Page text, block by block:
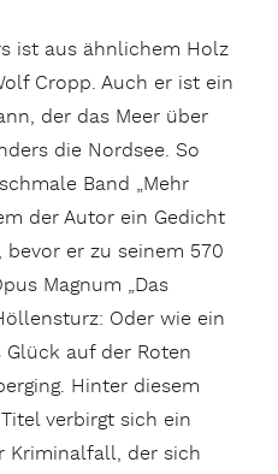
ist aus ähnlichem Holz
Cropp. Auch er ist ein
der das Meer über
die Nordsee. So
Band „Mehr
der Autor ein Gedicht
bevor er zu seinem 570
Magnum „Das
Oder wie ein
Glück auf der Roten
Hinter diesem
verbirgt sich ein
Kriminalfall, der sich